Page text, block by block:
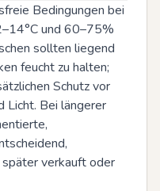
Bedingungen bei
und 60–75%
sollten liegend
feucht zu halten;
Schutz vor
Licht. Bei längerer
verkauft oder